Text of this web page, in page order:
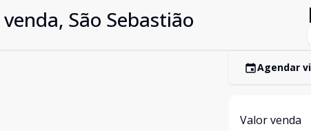
São Sebastião
Agendar
Valor venda